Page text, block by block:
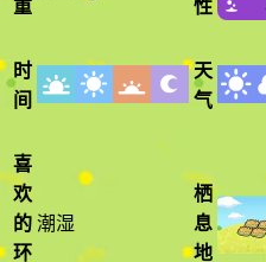
重
性
时
间
天
气
喜
欢
的
环
潮湿
栖
息
地